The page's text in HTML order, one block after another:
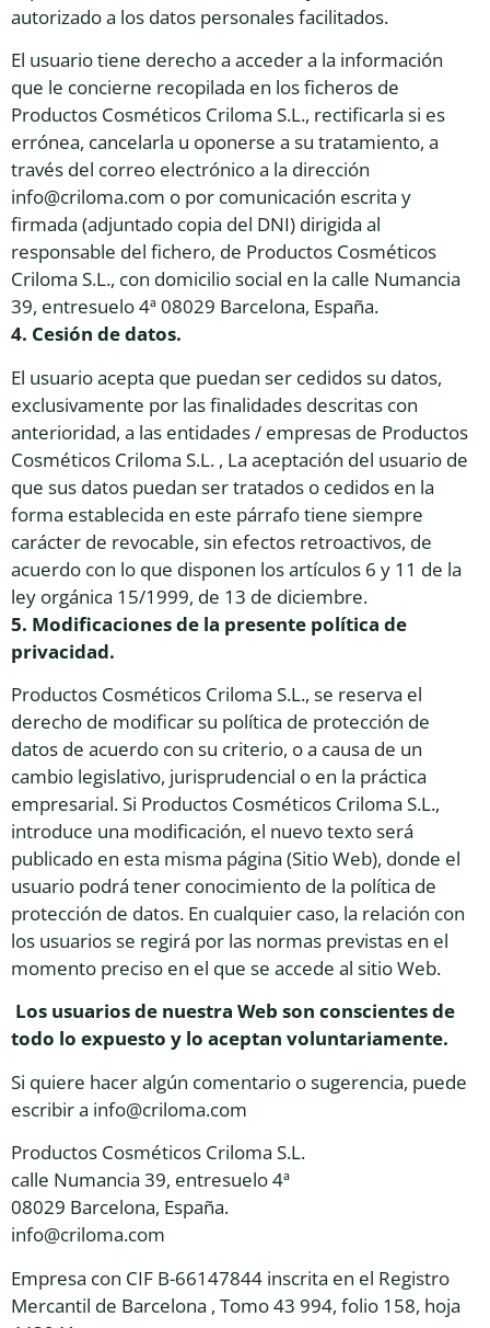
autorizado a los datos personales facilitados.
El usuario tiene derecho a acceder a la información
que le concierne recopilada en los ficheros de
Productos Cosméticos Criloma S.L., rectificarla si es
errónea, cancelarla u oponerse a su tratamiento, a
través del correo electrónico a la dirección
info@criloma.com o por comunicación escrita y
firmada (adjuntado copia del DNI) dirigida al
responsable del fichero, de Productos Cosméticos
Criloma S.L., con domicilio social en la calle Numancia
39, entresuelo 4ª 08029 Barcelona, España.
4. Cesión de datos.
El usuario acepta que puedan ser cedidos su datos,
exclusivamente por las finalidades descritas con
anterioridad, a las entidades / empresas de Productos
Cosméticos Criloma S.L. , La aceptación del usuario de
que sus datos puedan ser tratados o cedidos en la
forma establecida en este párrafo tiene siempre
carácter de revocable, sin efectos retroactivos, de
acuerdo con lo que disponen los artículos 6 y 11 de la
ley orgánica 15/1999, de 13 de diciembre.
5. Modificaciones de la presente política de
privacidad.
Productos Cosméticos Criloma S.L., se reserva el
derecho de modificar su política de protección de
datos de acuerdo con su criterio, o a causa de un
cambio legislativo, jurisprudencial o en la práctica
empresarial. Si Productos Cosméticos Criloma S.L.,
introduce una modificación, el nuevo texto será
publicado en esta misma página (Sitio Web), donde el
usuario podrá tener conocimiento de la política de
protección de datos. En cualquier caso, la relación con
los usuarios se regirá por las normas previstas en el
momento preciso en el que se accede al sitio Web.
Los usuarios de nuestra Web son conscientes de
todo lo expuesto y lo aceptan voluntariamente.
Si quiere hacer algún comentario o sugerencia, puede
escribir a info@criloma.com
Productos Cosméticos Criloma S.L.
calle Numancia 39, entresuelo 4ª
08029 Barcelona, España.
info@criloma.com
Empresa con CIF B-66147844 inscrita en el Registro
Mercantil de Barcelona , Tomo 43 994, folio 158, hoja